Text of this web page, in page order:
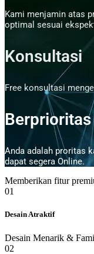
Kami menjamin atas
optimal sesuai
Konsultasi
Free konsultasi
Berprioritas
Anda adalah proritas
dapat segera Online.
Memberikan fitur
01
Desain Atraktif
Desain Menarik &
02